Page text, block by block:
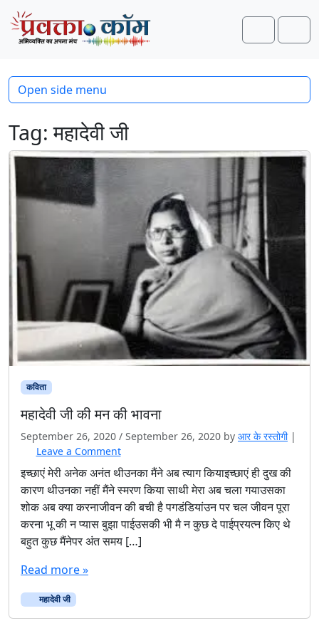
Skip to content
Skip to footer
Search
Tag:महादेवी जी
कविता
महादेवी जी की मन की भावना
September 26, 2020 / September 26, 2020 by आर के रस्तोगी |
Leave a Comment
इच्छाएं मेरी अनेक अनंत थीउनका मैंने अब त्याग कियाइच्छाएं ही दुख की
कारण थीउनका नहीं मैंने स्मरण किया साथी मेरा अब चला गयाउसका
शोक अब क्या करनाजीवन की बची है पगडंडियांउन पर चल जीवन पूरा
करना भू की न प्यास बुझा पाईउसकी भी मै न कुछ दे पाईप्रयत्न किए थे
बहुत कुछ मैंनेपर अंत समय […]
Read more »
महादेवी जी
Open side menu